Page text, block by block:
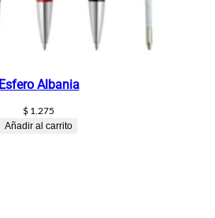
Esfero Albania
$ 1.275
Añadir al carrito